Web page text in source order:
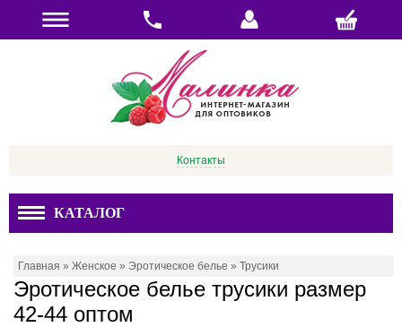
Контакты
КАТАЛОГ
Главная » Женское » Эротическое белье » Трусики
Эротическое белье трусики размер
42-44 оптом